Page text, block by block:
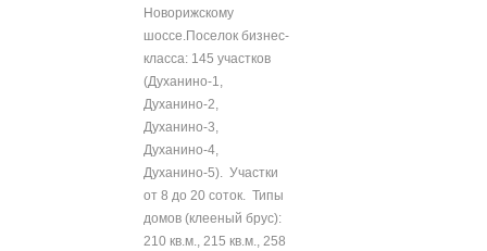
Новорижскому
шоссе.Поселок бизнес-
класса: 145 участков
(Духанино-1,
Духанино-2,
Духанино-3,
Духанино-4,
Духанино-5). Участки
от 8 до 20 соток. Типы
домов (клееный брус):
210 кв.м., 215 кв.м., 258